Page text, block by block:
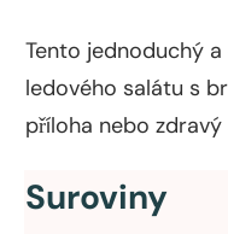
Tento jednoduchý
ledového salátu s
příloha nebo zdravý
Suroviny